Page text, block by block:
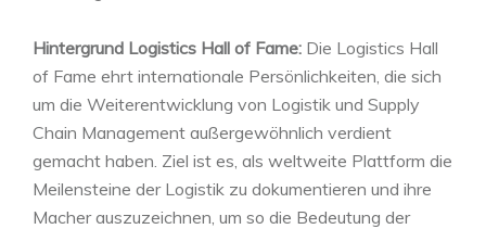
Hintergrund Logistics Hall of Fame: Die Logistics Hall
of Fame ehrt internationale Persönlichkeiten, die sich
um die Weiterentwicklung von Logistik und Supply
Chain Management außergewöhnlich verdient
gemacht haben. Ziel ist es, als weltweite Plattform die
Meilensteine der Logistik zu dokumentieren und ihre
Macher auszuzeichnen, um so die Bedeutung der